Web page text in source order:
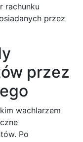
rachunku
przez
przez
wachlarzem
Po